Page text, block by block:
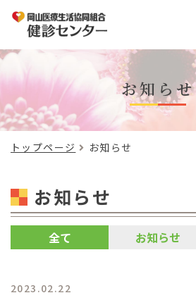
お知らせ
トップページ お知らせ
お知らせ
全て お知らせ
2023.02.22